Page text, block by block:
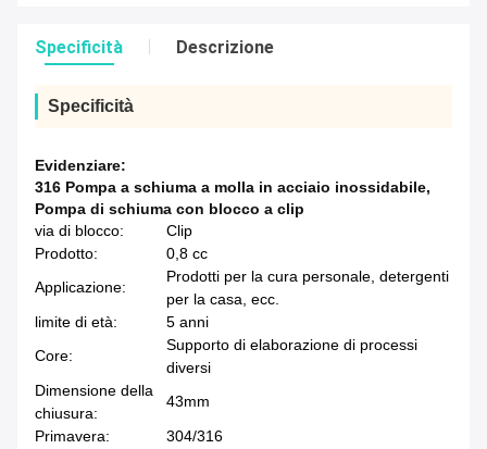
Specificità Descrizione
Specificità
Evidenziare:
316 Pompa a schiuma a molla in acciaio inossidabile,
Pompa di schiuma con blocco a clip
via di blocco:
Clip
Prodotto:
0,8 cc
Applicazione:
Prodotti per la cura personale, detergenti
per la casa, ecc.
limite di età:
5 anni
Core:
Supporto di elaborazione di processi
diversi
Dimensione della
chiusura:
43mm
Primavera:
304/316